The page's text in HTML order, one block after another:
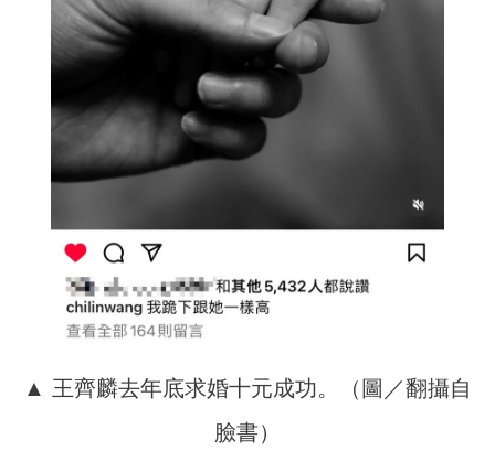
▲ 王齊麟去年底求婚十元成功。（圖／翻攝自
臉書）